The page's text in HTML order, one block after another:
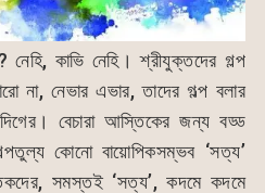
কাভি নেহি। শ্রীযুক্তদের গল্প
না, নেভার এভার, তাদের গল্প বলার
বেচারা আস্তিকের জন্য বড্ড
কোনো বায়োপিকসম্ভব ‘সত্য’
সমস্তই ‘সত্য’, কদমে কদমে